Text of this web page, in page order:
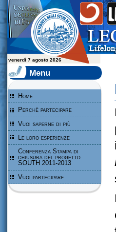
Leonardo da Vinci - Programma per l'apprendimento permanente -
venerdì 7 agosto 2026
Menu
Home
Perchè partecipare
Vuoi saperne di più
Le loro esperienze
Conferenza Stampa di
chiusura del progetto
SOUTH 2011-2013
Vuoi partecipare